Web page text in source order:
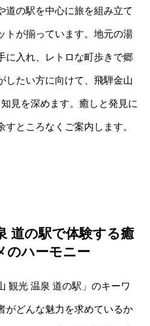
道の駅を中心に旅を組み立て
トが揃っています。地元の湯
に入れ、レトロな町歩きで郷
たい方に向けて、飛騨金山
見を深めます。癒しと発見に
ところなくご案内します。
道の駅で体験する癒
のハーモニー
観光 温泉 道の駅」のキーワ
がどんな魅力を求めているか